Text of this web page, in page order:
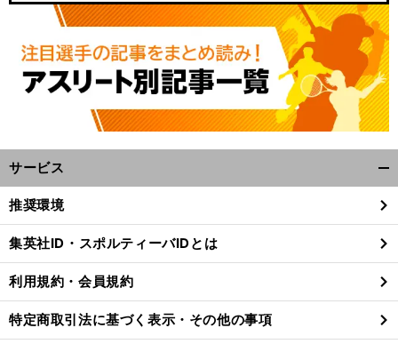
へ
サービス
閉
る
推奨環境
集英社ID・スポルティーバIDとは
利用規約・会員規約
特定商取引法に基づく表示・その他の事項